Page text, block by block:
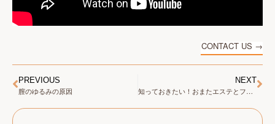
CONTACT US →
PREVIOUS
膣のゆるみの原因
NEXT
知っておきたい！おまたエステとフェムケア「piton」のすべて